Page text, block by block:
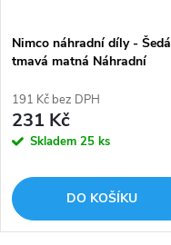
Nimco náhradní díly - Šedá
tmavá matná Náhradní
191 Kč bez DPH
231 Kč
Skladem 25 ks
DO KOŠÍKU